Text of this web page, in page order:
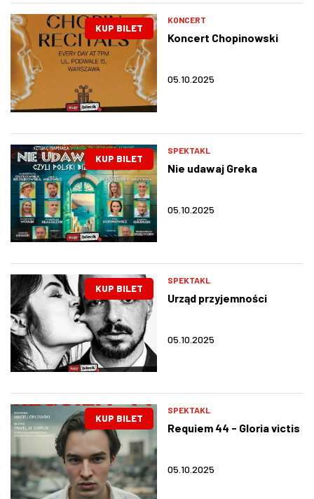
KUP BILET
KONCERT
Koncert Chopinowski
05.10.2025
KUP BILET
SPEKTAKL
Nie udawaj Greka
05.10.2025
KUP BILET
SPEKTAKL
Urząd przyjemności
05.10.2025
KUP BILET
SPEKTAKL
Requiem 44 - Gloria victis
05.10.2025